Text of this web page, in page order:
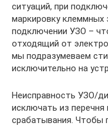
ситуаций, при
маркировку клеммных
подключении УЗО –
отходящий от
мы подразумеваем
исключительно на
Неисправность УЗО/
исключать из
срабатывания. Чтобы